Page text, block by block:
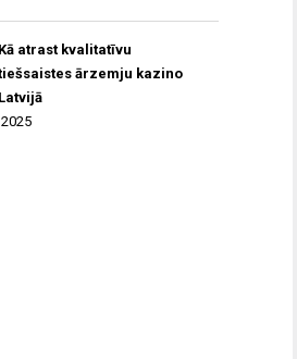
Kā atrast kvalitatīvu
ārzemju kazino
Latvijā